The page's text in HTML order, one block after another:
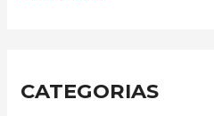
CATEGORIAS